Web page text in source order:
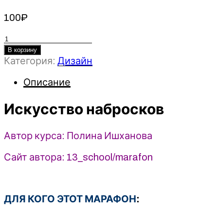
100₽
Количество
товара
Искусство
Ишханова
(2025)
В корзину
Категория: Дизайн
Описание
Искусство набросков
Автор курса: Полина Ишханова
Сайт автора: 13_school/marafon
ДЛЯ КОГО ЭТОТ МАРАФОН: